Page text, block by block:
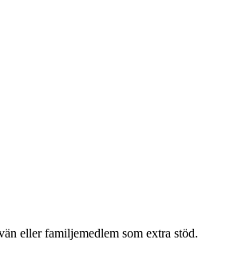
eller familjemedlem som extra stöd.